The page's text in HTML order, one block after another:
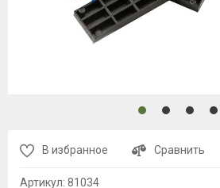
В избранное Сравнить
Артикул: 81034